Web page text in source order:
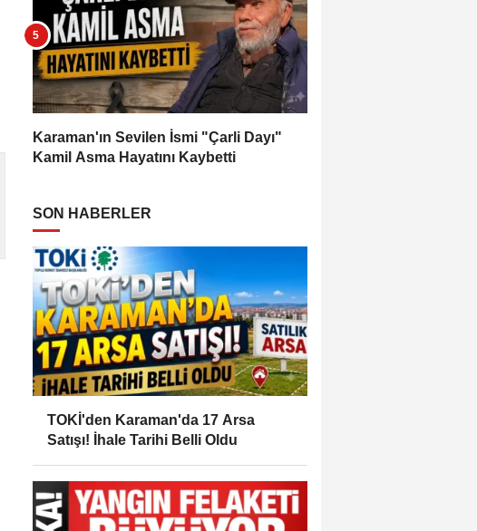
Karaman'ın Sevilen İsmi "Çarli Dayı"
Kamil Asma Hayatını Kaybetti
SON HABERLER
TOKİ'den Karaman'da 17 Arsa
Satışı! İhale Tarihi Belli Oldu